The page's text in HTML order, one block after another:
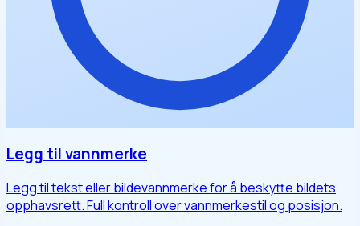
Legg til vannmerke
Legg til tekst eller bildevannmerke for å beskytte bildets
opphavsrett. Full kontroll over vannmerkestil og posisjon.